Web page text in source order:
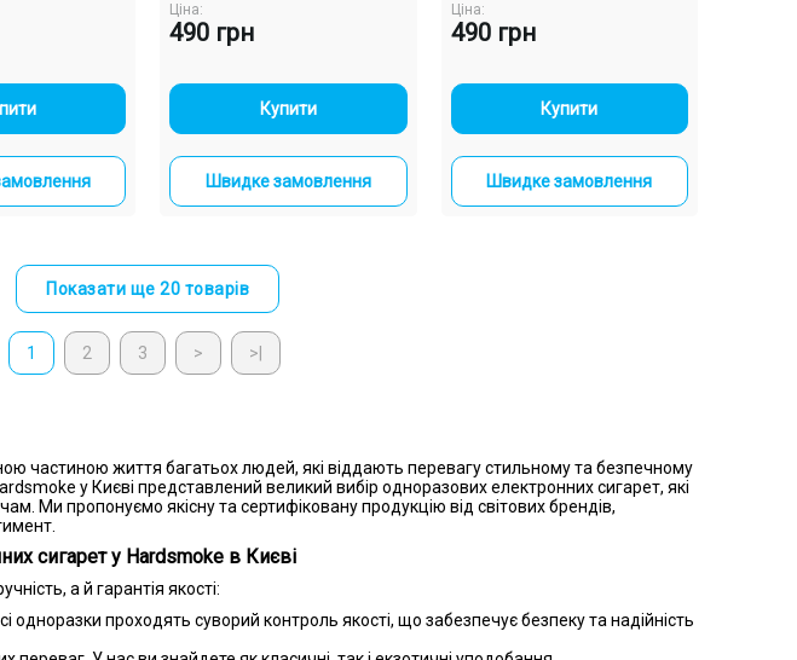
+
Ціна:
490 грн
- +
Купити
Швидке замовлення
Ціна:
490 грн
- +
Купити
Швидке замовлення
Показати ще 20 товарів
1 2 3 > >|
частиною життя багатьох людей, які віддають перевагу стильному та безпечному
у Києві представлений великий вибір одноразових електронних сигарет, які
Ми пропонуємо якісну та сертифіковану продукцію від світових брендів,
сигарет у Hardsmoke в Києві
а й гарантія якості:
одноразки проходять суворий контроль якості, що забезпечує безпеку та надійність